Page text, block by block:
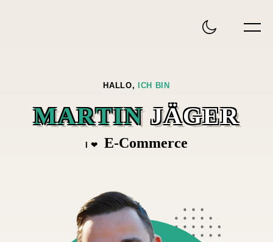
HALLO, ICH BIN
MARTIN JÄGER
I ❤ E-Commerce